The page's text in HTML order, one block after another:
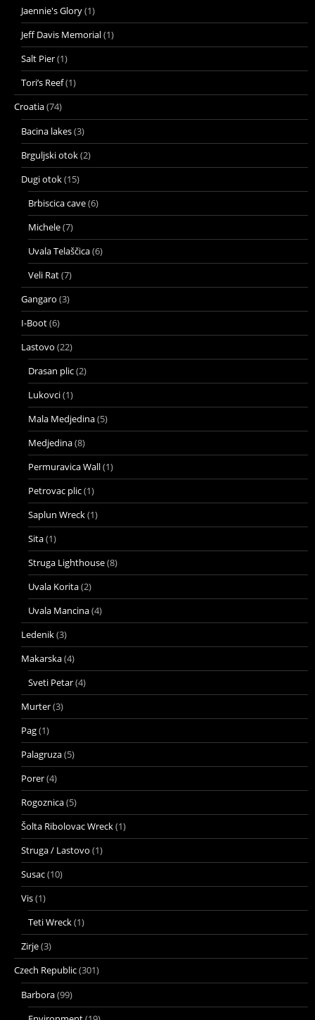
Jaennie's Glory(1)
Jeff Davis Memorial(1)
Salt Pier(1)
Tori’s Reef(1)
Croatia(74)
Bacina lakes(3)
Brguljski otok(2)
Dugi otok(15)
Brbiscica cave(6)
Michele(7)
Uvala Telaščica(6)
Veli Rat(7)
Gangaro (3)
I-Boot(6)
Lastovo (22)
Drasan plic(2)
Lukovci(1)
Mala Medjedina(5)
Medjedina(8)
Permuravica Wall(1)
Petrovac plic(1)
Saplun Wreck(1)
Sita(1)
Struga Lighthouse(8)
Uvala Korita(2)
Uvala Mancina(4)
Ledenik(3)
Makarska(4)
Sveti Petar(4)
Murter(3)
Pag(1)
Palagruza(5)
Porer(4)
Rogoznica(5)
Šolta Ribolovac Wreck(1)
Struga / Lastovo (1)
Susac(10)
Vis(1)
Teti Wreck(1)
Zirje(3)
Czech Republic(301)
Barbora(99)